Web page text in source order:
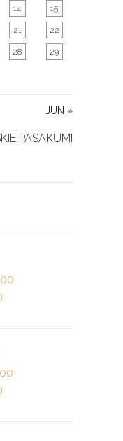
JUN »
14 15
21 22
28 29
PASĀKUMI